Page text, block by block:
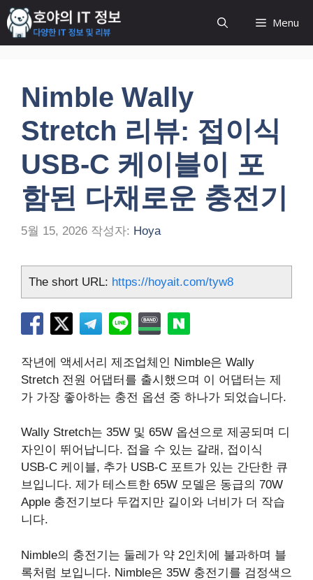
컨
텐
츠
Menu
Nimble Wally
Stretch 리뷰: 접이식
USB-C 케이블이 포
함된 다채로운 충전기
5월 15, 2026 작성자: Hoya
The short URL: https://hoyait.com/tyw8
작년에 액세서리 제조업체인 Nimble은 Wally
Stretch 전원 어댑터를 출시했으며 이 어댑터는 제
가 가장 좋아하는 충전 옵션 중 하나가 되었습니다.
Wally Stretch는 35W 및 65W 옵션으로 제공되며 디
자인이 뛰어납니다. 접을 수 있는 갈래, 접이식
USB-C 케이블, 추가 USB-C 포트가 있는 간단한 큐
브입니다. 제가 테스트한 65W 모델은 동급의 70W
Apple 충전기보다 두껍지만 길이와 너비가 더 작습
니다.
Nimble의 충전기는 둘레가 약 2인치에 불과하며 블
록처럼 보입니다. Nimble은 35W 충전기를 검정색으